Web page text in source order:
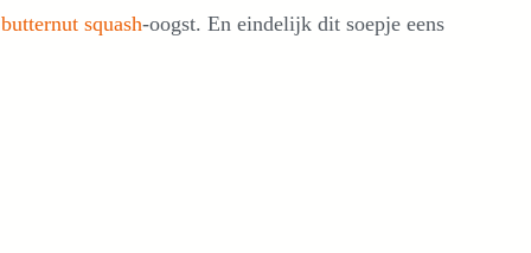
butternut squash-oogst. En eindelijk dit soepje eens